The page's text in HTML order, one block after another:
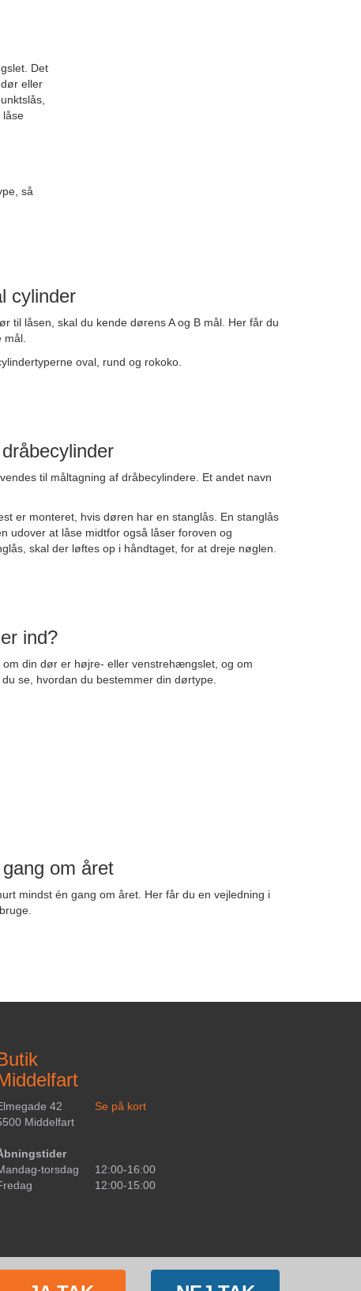
Det
eller
låse
så
cylinder
til låsen, skal du kende dørens A og B mål. Her får du
oval, rund og rokoko.
til måltagning af dråbecylindere. Et andet navn
er monteret, hvis døren har en stanglås. En stanglås
udover at låse midtfor også låser foroven og
skal der løftes op i håndtaget, for at dreje nøglen.
ind?
din dør er højre- eller venstrehængslet, og om
se, hvordan du bestemmer din dørtype.
om året
mindst én gang om året. Her får du en vejledning i
42
Middelfart
Se på kort
torsdag
12:00-16:00
12:00-15:00